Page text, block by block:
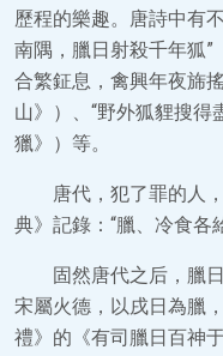
歷程的樂趣。唐詩中有
南隅，臘日射殺千年狐”
合繁鉦息，禽興年夜旆
山》）、“野外狐貍搜得
獵》）等。
唐代，犯了罪的人
典》記錄：“臘、冷食各
固然唐代之后，臘
宋屬火德，以戌日為臘
禮》的《有司臘日百神